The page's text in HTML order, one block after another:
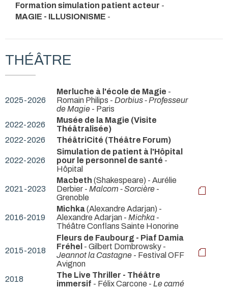
Formation simulation patient acteur -
MAGIE - ILLUSIONISME -
THÉÂTRE
2025-2026
Merluche à l'école de Magie -
Romain Philips - Dorbius - Professeur
de Magie - Paris
2022-2026
Musée de la Magie (Visite
Théâtralisée)
2022-2026
ThéâtriCité (Théâtre Forum)
2022-2026
Simulation de patient à l'Hôpital
pour le personnel de santé -
Hôpital
2021-2023
Macbeth (Shakespeare) - Aurélie
Derbier - Malcom - Sorcière -
Grenoble
2016-2019
Michka(Alexandre Adarjan) -
Alexandre Adarjan - Michka -
Théâtre Conflans Sainte Honorine
2015-2018
Fleurs de Faubourg - Piaf Damia
Fréhel - Gilbert Dombrowsky -
Jeannot la Castagne - Festival OFF
Avignon
2018
The Live Thriller - Théâtre
immersif - Félix Carcone - Le camé